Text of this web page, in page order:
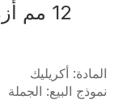
12 مم
المادة: أكريليك
نموذج البيع: الجملة